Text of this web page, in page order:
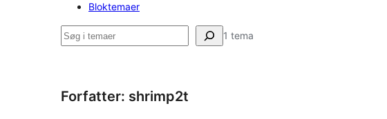
Bloktemaer
Søg 1 tema
Forfatter: shrimp2t